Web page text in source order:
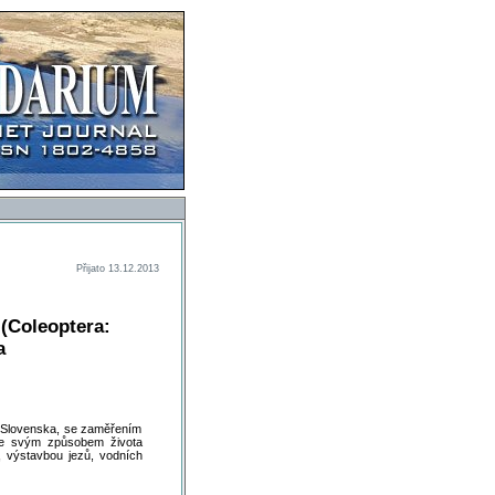
Přijato 13.12.2013
se zaměřením
svým způsobem života
výstavbou jezů, vodních